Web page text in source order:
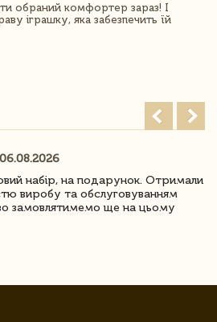
обраний комфортер зараз! І
іграшку, яка забезпечить їй
06.08.2026
набір, на подарунок. Отримали
виробу та обслуговуванням
замовлятимемо ще на цьому